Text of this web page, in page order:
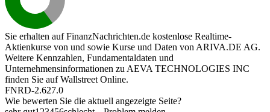
Sie erhalten auf FinanzNachrichten.de kostenlose Realtime-
Aktienkurse von und sowie Kurse und Daten von ARIVA.DE AG.
Weitere Kennzahlen, Fundamentaldaten und
Unternehmensinformationen zu AEVA TECHNOLOGIES INC
finden Sie aufWallstreet Online.
FNRD-2.627.0
Wie bewerten Sie die aktuell angezeigte Seite?